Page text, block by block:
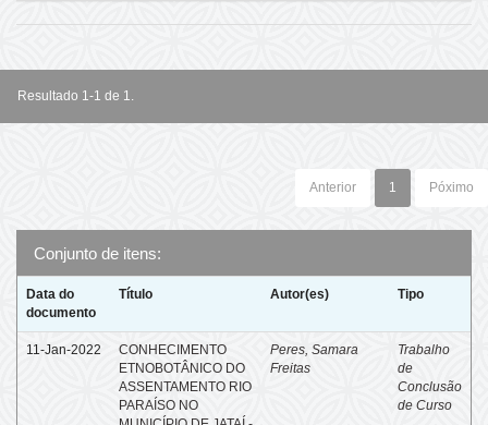
Resultado 1-1 de 1.
Anterior 1 Póximo
Conjunto de itens:
Data do
documento
Título Autor(es) Tipo
11-Jan-2022
CONHECIMENTO
ETNOBOTÂNICO DO
ASSENTAMENTO RIO
PARAÍSO NO
Peres, Samara
Freitas
Trabalho
de
Conclusão
de Curso